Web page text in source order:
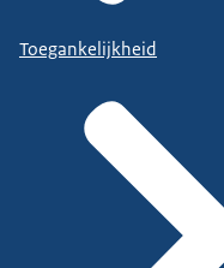
Toegankelijkheid